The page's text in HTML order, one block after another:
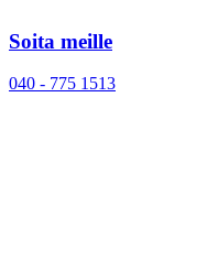
Soita meille
040 - 775 1513